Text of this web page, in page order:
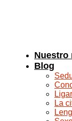
Nuestro
Blog
La